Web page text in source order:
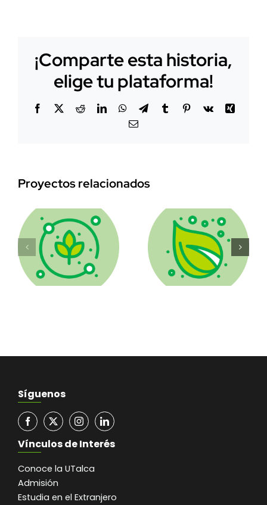
¡Comparte esta historia,
elige tu plataforma!
Facebook
X RedditLinkedInWhatsApp
TelegramTumblrPinterest
Vk
Xing
Correo
Proyectos relacionados
Centro
de
Plantas
Nativas
Síguenos
Vínculos de Interés
Conoce la UTalca
Admisión
Estudia en el Extranjero